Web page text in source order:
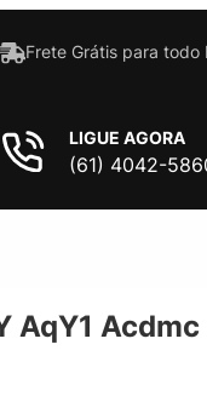
Frete Grátis para todo
LIGUE AGORA
(61) 4042-
AqY1